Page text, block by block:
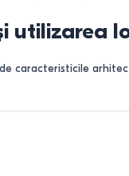
utilizarea
caracteristicile